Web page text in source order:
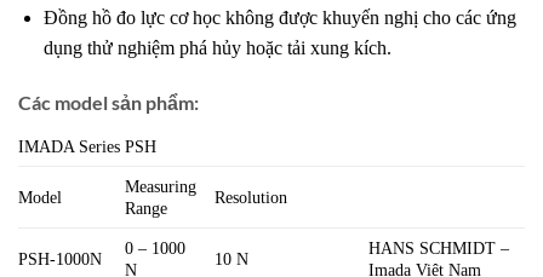
Đồng hồ đo lực cơ học không được khuyến nghị cho các ứng
dụng thử nghiệm phá hủy hoặc tải xung kích.
Các model sản phẩm:
IMADA Series PSH
Model
Measuring
Range
Resolution
PSH-1000N
0 – 1000
N
10 N
HANS SCHMIDT –
Imada Việt Nam